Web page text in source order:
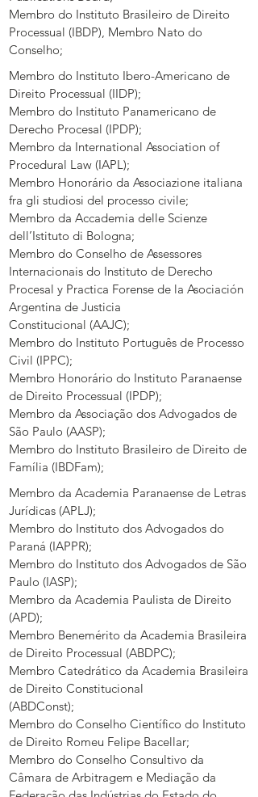
Membro do Instituto Brasileiro de Direito
Processual (IBDP), Membro Nato do
Conselho;
Membro do Instituto Ibero-Americano de
Direito Processual (IIDP);
Membro do Instituto Panamericano de
Derecho Procesal (IPDP);
Membro da International Association of
Procedural Law (IAPL);
Membro Honorário da Associazione italiana
fra gli studiosi del processo civile;
Membro da Accademia delle Scienze
dell’Istituto di Bologna;
Membro do Conselho de Assessores
Internacionais do Instituto de Derecho
Procesal y Practica Forense de la Asociación
Argentina de Justicia
Constitucional (AAJC);
Membro do Instituto Português de Processo
Civil (IPPC);
Membro Honorário do Instituto Paranaense
de Direito Processual (IPDP);
Membro da Associação dos Advogados de
São Paulo (AASP);
Membro do Instituto Brasileiro de Direito de
Família (IBDFam);
Membro da Academia Paranaense de Letras
Jurídicas (APLJ);
Membro do Instituto dos Advogados do
Paraná (IAPPR);
Membro do Instituto dos Advogados de São
Paulo (IASP);
Membro da Academia Paulista de Direito
(APD);
Membro Benemérito da Academia Brasileira
de Direito Processual (ABDPC);
Membro Catedrático da Academia Brasileira
de Direito Constitucional
(ABDConst);
Membro do Conselho Científico do Instituto
de Direito Romeu Felipe Bacellar;
Membro do Conselho Consultivo da
Câmara de Arbitragem e Mediação da